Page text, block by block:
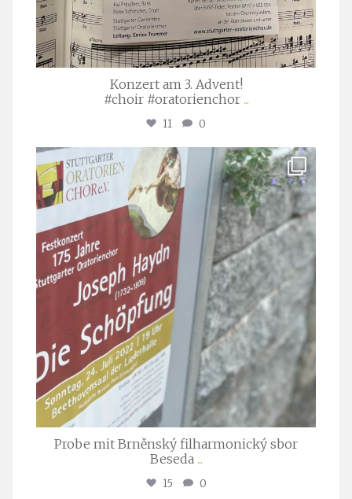
Konzert am 3. Advent!
#choir #oratorienchor ...
11 0
stuttgarter_oratorienchor
Juli 23
Probe mit Brněnský filharmonický sbor
Beseda ...
15 0